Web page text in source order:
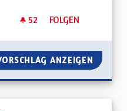
52 52 FOLLOWER
FOLGEN
MA PROPOSITION
ANZEIGEN MA